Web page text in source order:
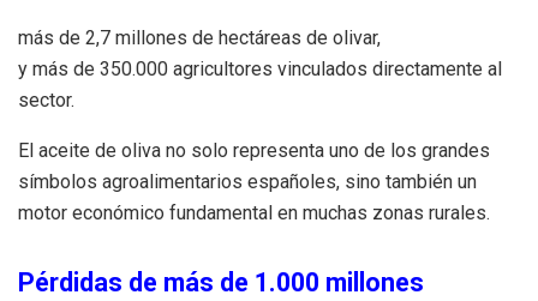
más de 2,7 millones de hectáreas de olivar,
y más de 350.000 agricultores vinculados directamente al
sector.
El aceite de oliva no solo representa uno de los grandes
símbolos agroalimentarios españoles, sino también un
motor económico fundamental en muchas zonas rurales.
Pérdidas de más de 1.000 millones